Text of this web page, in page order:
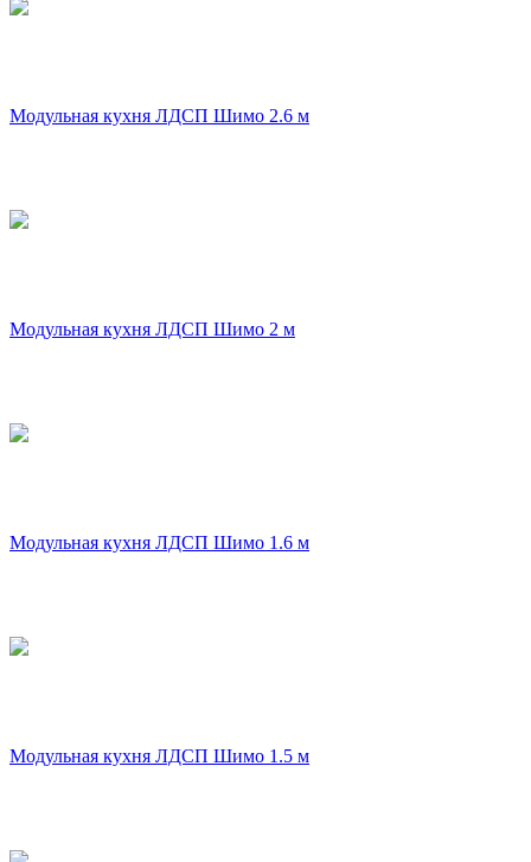
Модульная кухня ЛДСП Шимо 2.6 м
Модульная кухня ЛДСП Шимо 2 м
Модульная кухня ЛДСП Шимо 1.6 м
Модульная кухня ЛДСП Шимо 1.5 м